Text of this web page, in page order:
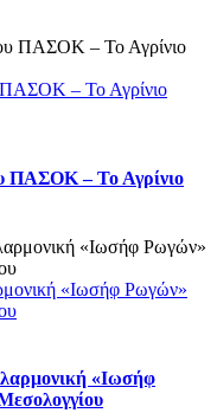
ΠΑΣΟΚ – Το Αγρίνιο
ΠΑΣΟΚ – Το Αγρίνιο
«Ιωσήφ Ρωγών»
«Ιωσήφ